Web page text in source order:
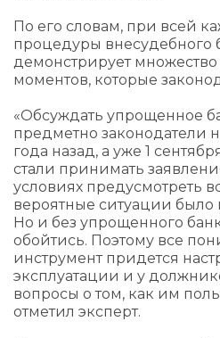
По его словам, при всей
процедуры внесудебного
демонстрирует множество
моментов, которые
«Обсуждать упрощенное
предметно законодатели
года назад, а уже 1
стали принимать
условиях предусмотреть
вероятные ситуации было
Но и без упрощенного
обойтись. Поэтому все
инструмент придется
эксплуатации и у
вопросы о том, как им
отметил эксперт.